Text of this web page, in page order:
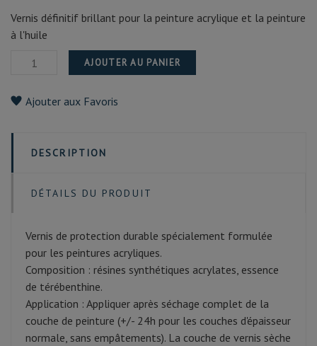
Vernis définitif brillant pour la peinture acrylique et la peinture
à l'huile
AJOUTER AU PANIER
Ajouter aux Favoris
DESCRIPTION
DÉTAILS DU PRODUIT
Vernis de protection durable spécialement formulée
pour les peintures acryliques.
Composition : résines synthétiques acrylates, essence
de térébenthine.
Application : Appliquer après séchage complet de la
couche de peinture (+/- 24h pour les couches d'épaisseur
normale, sans empâtements). La couche de vernis sèche